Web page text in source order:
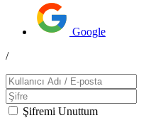
Google
/
Şifremi Unuttum